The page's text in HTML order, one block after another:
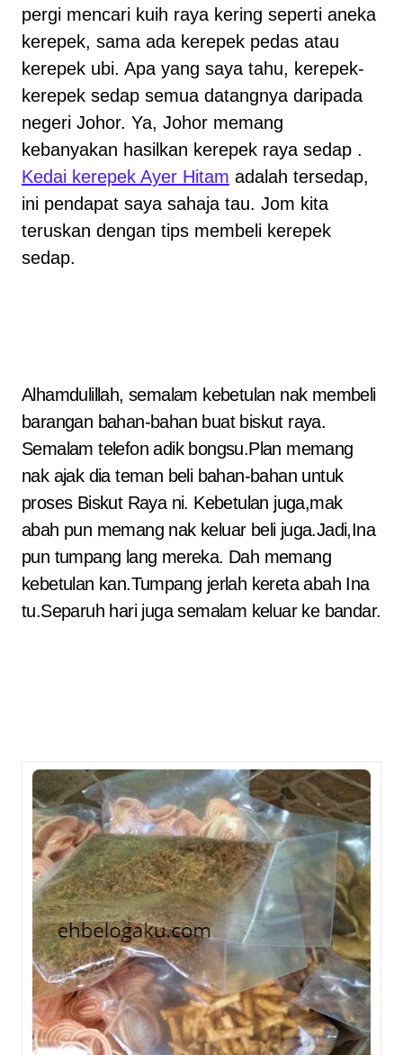
pergi mencari kuih raya kering seperti aneka
kerepek, sama ada kerepek pedas atau
kerepek ubi. Apa yang saya tahu, kerepek-
kerepek sedap semua datangnya daripada
negeri Johor. Ya, Johor memang
kebanyakan hasilkan kerepek raya sedap .
Kedai kerepek Ayer Hitam adalah tersedap,
ini pendapat saya sahaja tau. Jom kita
teruskan dengan tips membeli kerepek
sedap.
Alhamdulillah, semalam kebetulan nak membeli
barangan bahan-bahan buat biskut raya.
Semalam telefon adik bongsu.Plan memang
nak ajak dia teman beli bahan-bahan untuk
proses Biskut Raya ni. Kebetulan juga,mak
abah pun memang nak keluar beli juga.Jadi,Ina
pun tumpang lang mereka. Dah memang
kebetulan kan.Tumpang jerlah kereta abah Ina
tu.Separuh hari juga semalam keluar ke bandar.